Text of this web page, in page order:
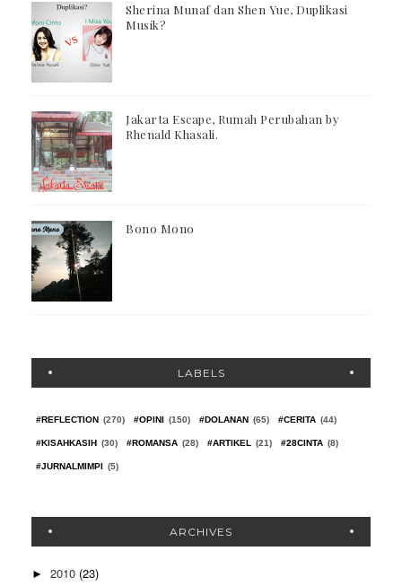
Sherina Munaf dan Shen Yue, Duplikasi
Musik?
Jakarta Escape, Rumah Perubahan by
Rhenald Khasali.
Bono Mono
LABELS
#REFLECTION (270) #OPINI (150) #DOLANAN (65) #CERITA (44)
#KISAHKASIH (30) #ROMANSA (28) #ARTIKEL (21) #28CINTA (8)
#JURNALMIMPI (5)
ARCHIVES
► 2010 (23)